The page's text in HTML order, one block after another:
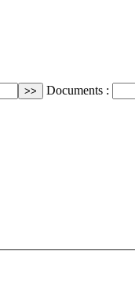
Documents :